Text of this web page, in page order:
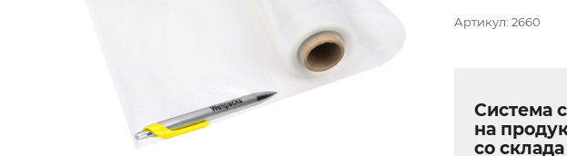
Артикул: 2660
Система
на
со склада